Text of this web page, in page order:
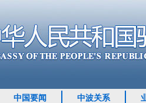
中国要闻 中波关系